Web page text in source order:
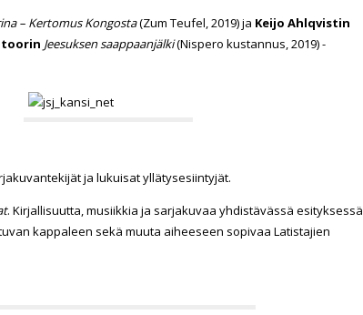
– Kertomus Kongosta(Zum Teufel, 2019)ja Keijo Ahlqvistin
Jeesuksen saappaanjälki(Nispero kustannus, 2019) -
ja lukuisat yllätysesiintyjät.
. Kirjallisuutta, musiikkia ja sarjakuvaa yhdistävässä esityksessä
kappaleen sekä muuta aiheeseen sopivaa Latistajien